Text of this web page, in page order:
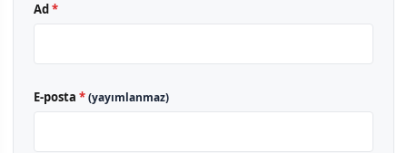
Ad*
E-posta *(yayımlanmaz)